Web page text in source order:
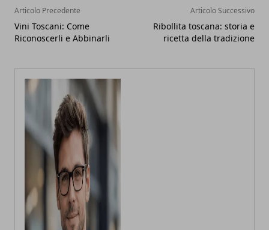
Articolo Precedente
Vini Toscani: Come
Riconoscerli e Abbinarli
Articolo Successivo
Ribollita toscana: storia e
ricetta della tradizione